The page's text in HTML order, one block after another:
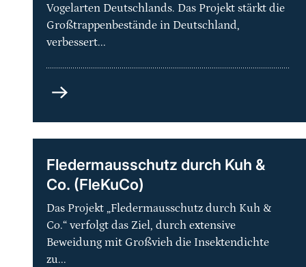
Vogelarten Deutschlands. Das Projekt stärkt die
Großtrappenbestände in Deutschland,
verbessert...
Artenhilfsprogramm
–
Schutz
Metapopulation
und
ihrer
Lebensräume
in
Deutschland
Fledermausschutz durch Kuh &
Co. (FleKuCo)
Das Projekt „Fledermausschutz durch Kuh &
Co.“ verfolgt das Ziel, durch extensive
Beweidung mit Großvieh die Insektendichte
zu...